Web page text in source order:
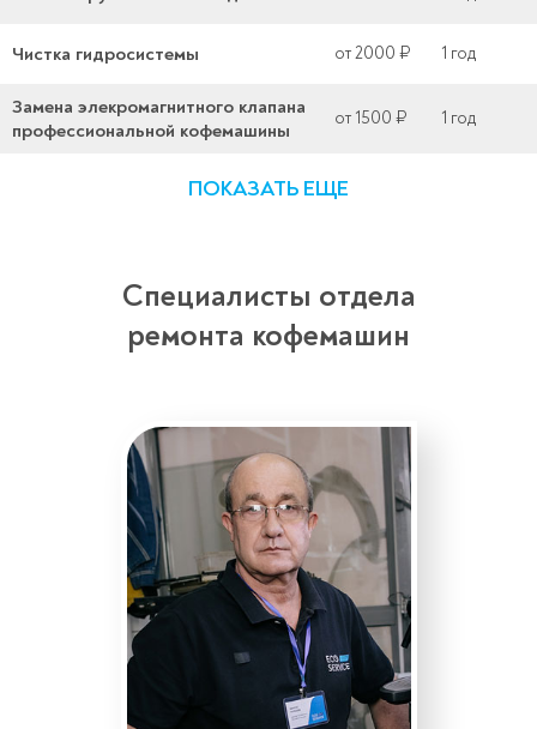
Чистка гидросистемы от 2000 ₽ 1 год
Замена элекромагнитного клапана
профессиональной кофемашины
от 1500 ₽ 1 год
ПОКАЗАТЬ ЕЩЕ
Специалисты отдела
ремонта кофемашин